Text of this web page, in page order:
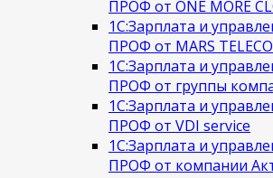
ПРОФ от ONE MORE
1С:Зарплата и
ПРОФ от MARS
1С:Зарплата и
ПРОФ от группы
1С:Зарплата и
ПРОФ от VDI service
1С:Зарплата и
ПРОФ от компании